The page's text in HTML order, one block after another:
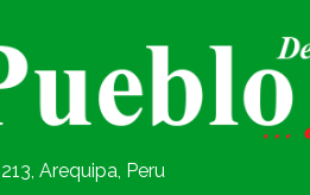
Arequipa, Peru